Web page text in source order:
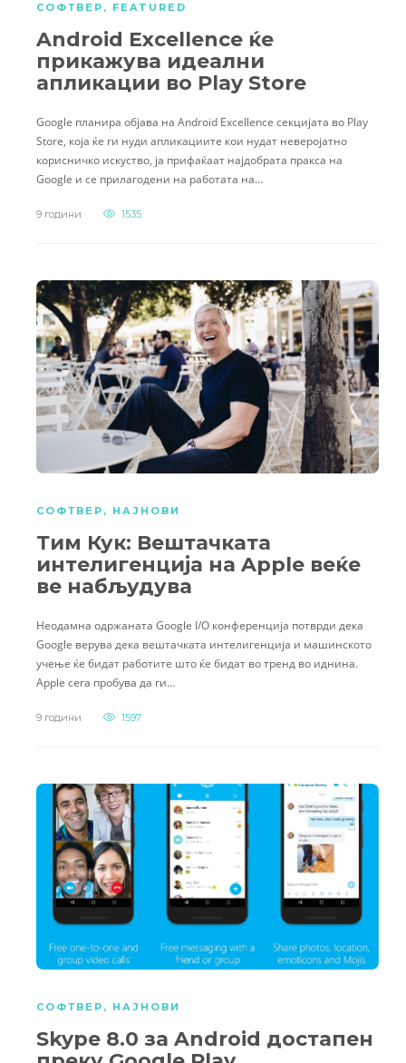
СОФТВЕР , FEATURED
Android Excellence ќе
прикажува идеални
апликации во Play Store
Google планира објава на Android Excellence секцијата во Play
Store, која ќе ги нуди апликациите кои нудат неверојатно
корисничко искуство, ја прифаќаат најдобрата пракса на
Google и се прилагодени на работата на…
9 години 1535
СОФТВЕР , НАЈНОВИ
Тим Кук: Вештачката
интелигенција на Apple веќе
ве набљудува
Неодамна одржаната Google I/O конференција потврди дека
Google верува дека вештачката интелигенција и машинското
учење ќе бидат работите што ќе бидат во тренд во иднина.
Apple сега пробува да ги…
9 години 1597
СОФТВЕР , НАЈНОВИ
Skype 8.0 за Android достапен